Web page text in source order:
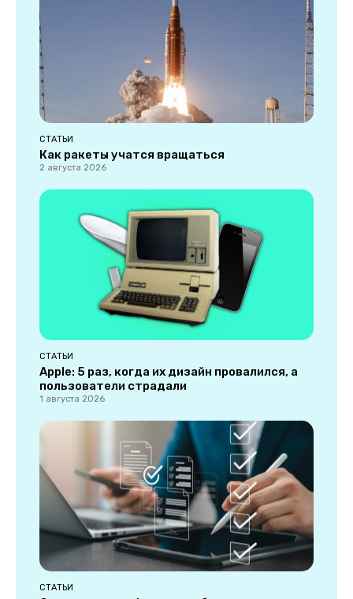
СТАТЬИ
Как ракеты учатся вращаться
2 августа 2026
СТАТЬИ
Apple: 5 раз, когда их дизайн провалился, а
пользователи страдали
1 августа 2026
СТАТЬИ